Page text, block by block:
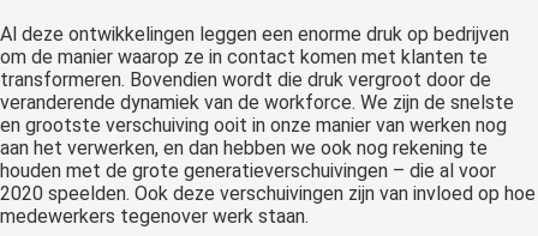
Al deze ontwikkelingen leggen een enorme druk op bedrijven
om de manier waarop ze in contact komen met klanten te
transformeren. Bovendien wordt die druk vergroot door de
veranderende dynamiek van de workforce. We zijn de snelste
en grootste verschuiving ooit in onze manier van werken nog
aan het verwerken, en dan hebben we ook nog rekening te
houden met de grote generatieverschuivingen – die al voor
2020 speelden. Ook deze verschuivingen zijn van invloed op hoe
medewerkers tegenover werk staan.